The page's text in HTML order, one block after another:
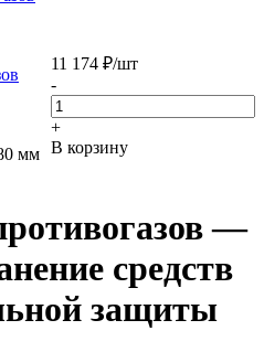
мм
11 174 ₽/шт
-
+
В корзину
—
средств
защиты